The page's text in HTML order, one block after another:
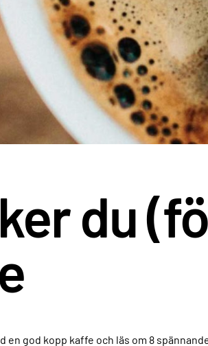
du
en god kopp kaffe och läs om 8